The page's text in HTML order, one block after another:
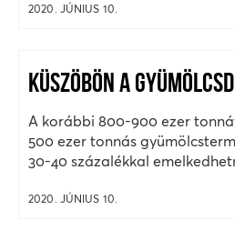
2020. JÚNIUS 10.
KÜSZÖBÖN A
A korábbi 800-900 ezer
500 ezer tonnás
30-40 százalékkal
2020. JÚNIUS 10.